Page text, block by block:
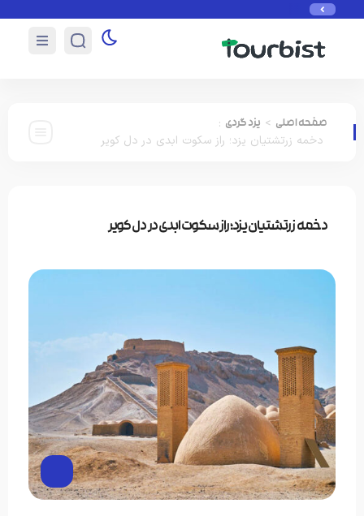
صفحه اصلی > یزد گردی :
دخمه زرتشتیان یزد؛ راز سکوت ابدی در دل کویر
دخمه زرتشتیان یزد؛ راز سکوت ابدی در دل کویر